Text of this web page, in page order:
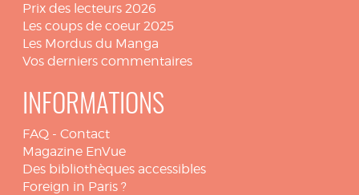
Prix des lecteurs 2026
Les coups de coeur 2025
Les Mordus du Manga
Vos derniers commentaires
INFORMATIONS
FAQ - Contact
Magazine EnVue
Des bibliothèques accessibles
Foreign in Paris ?